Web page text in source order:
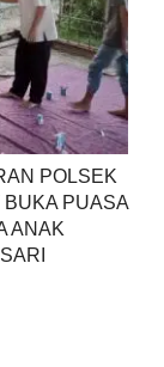
POLSEK
PUASA
ANAK